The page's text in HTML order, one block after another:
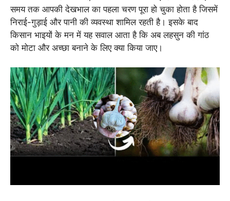
समय तक आपकी देखभाल का पहला चरण पूरा हो चुका होता है जिसमें
निराई-गुड़ाई और पानी की व्यवस्था शामिल रहती है। इसके बाद
किसान भाइयों के मन में यह सवाल आता है कि अब लहसुन की गांठ
को मोटा और अच्छा बनाने के लिए क्या किया जाए।